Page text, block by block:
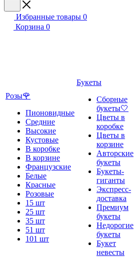
Избранные товары 0
Корзина 0
Розы🌹
Пионовидные
Средние
Высокие
Кустовые
В коробке
В корзине
Французские
Белые
Красные
Розовые
15 шт
25 шт
35 шт
51 шт
101 шт
Букеты
Сборные
букеты🤍
Цветы в
коробке
Цветы в
корзине
Авторские
букеты
Букеты-
гиганты
Экспресс-
доставка
Премиум
букеты
Недорогие
букеты
Букет
невесты